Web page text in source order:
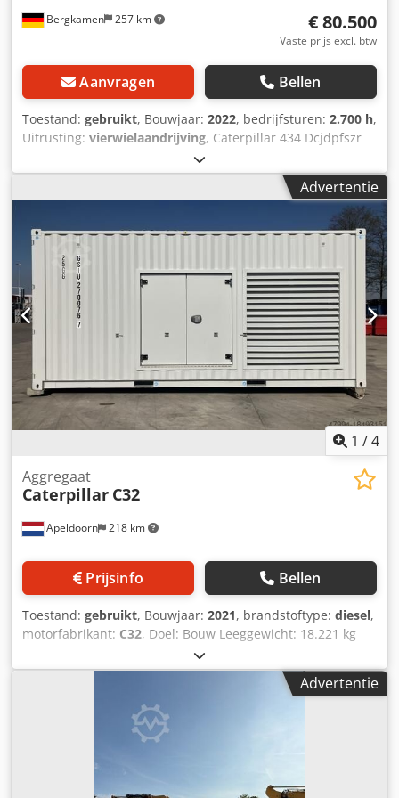
Bergkamen 257 km € 80.500
Vaste prijs excl. btw
Aanvragen Bellen
Toestand: gebruikt, Bouwjaar: 2022, bedrijfsturen: 2.700 h,
Uitrusting: vierwielaandrijving, Caterpillar 434 Dcjdpfszr
Tqwox Agusk Graaft-laadcombinatie 2700 uur *
Modelnummer: 434 * Bouwjaar: 2022 * Bedrijfsgewicht:
Advertentie
1 /4
Apeldoorn 218 km
Aggregaat
Caterpillar C32
Prijsinfo Bellen
Toestand: gebruikt, Bouwjaar: 2021, brandstoftype: diesel,
motorfabrikant: C32, Doel: Bouw Leeggewicht: 18.221 kg
Generatorvermogen: 1.100 kVA Transportafmetingen (L x B
x H): 20 ft HC-container Djdpfjvyn A Uox Agusck Voor meer
informatie kunt u contact opnemen met de afdeling
Verkoop. Meer dan 85 jaar verkoopervaring in Nederland.
Een team van experts dat op zoek is naar individuele
oplossingen voor uw behoeften. 1000 uur of 1 jaar
garantie: optimale veiligheid. 24 uur per dag, zeven dagen
per week beschikbaar. Snelle service. Grote voorraad,
Advertentie